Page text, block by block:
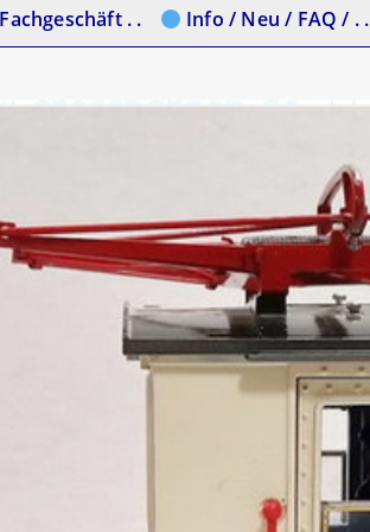
Fachgeschäft . . Info / Neu / FAQ / . .